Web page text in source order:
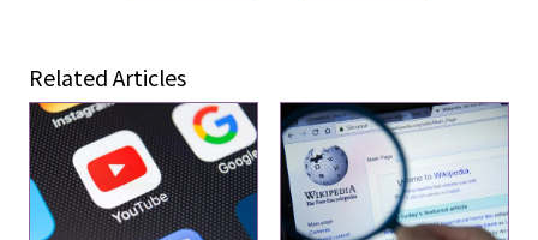
Related Articles